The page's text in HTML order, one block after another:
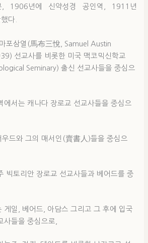
, 1906년에 신약성경 공인역, 1911년
다.
포삼열(馬布三悅, Samuel Austin
선교사를 비롯한 미국 맥코믹신학교
Seminary) 출신 선교사들을 중심으
에서는 캐나다 장로교 선교사들을 중심으
우드와 그의 매서인(賣書人)들을 중심으
빅토리안 장로교 선교사들과 베어드를 중
게일, 베어드, 아담스 그리고 그 후에 입국
사들을 중심으로,